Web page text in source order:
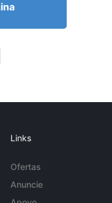
Links
Ofertas
Anuncie